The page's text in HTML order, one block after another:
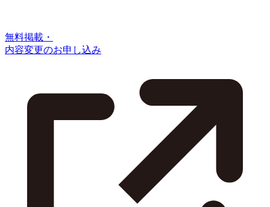
無料掲載・
内容変更のお申し込み